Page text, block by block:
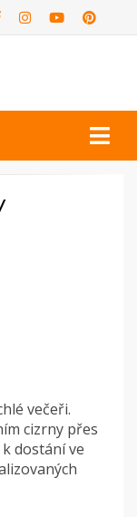
večeři.
cizrny přes
dostání ve